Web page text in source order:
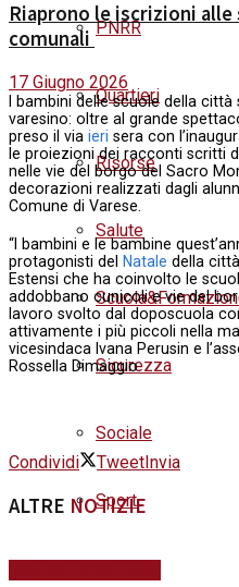
PNRR
Quartieri
Risorse
Salute
Sicurezza
Sociale
Sport
Riaprono le iscrizioni alle
comunali
17 Giugno 2026
I bambini delle scuole della
varesino: oltre al grande
preso il via ieri sera con
le proiezioni dei racconti scritti
nelle vie del borgo del Sacro
decorazioni realizzati dagli
Comune di Varese.
“I bambini e le bambine
protagonisti del
Natale della
Estensi che ha coinvolto le
addobbano cunicoli e vie del
lavoro svolto dal doposcuola
attivamente i più piccoli nella
vicesindaca Ivana Perusin e
Rossella Dimaggio.
Condividi Tweet Invia
ALTRE NOTIZIE